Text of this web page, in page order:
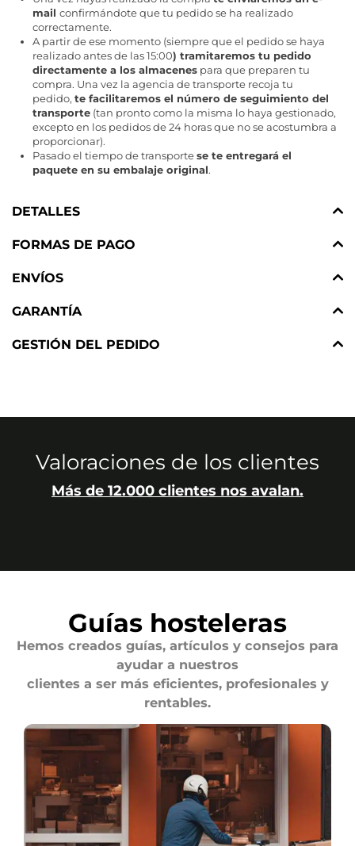
mail confirmándote que tu pedido se ha realizado
correctamente.
A partir de ese momento (siempre que el pedido se haya
realizado antes de las 15:00) tramitaremos tu pedido
directamente a los almacenes para que preparen tu
compra. Una vez la agencia de transporte recoja tu
pedido, te facilitaremos el número de seguimiento del
transporte (tan pronto como la misma lo haya gestionado,
excepto en los pedidos de 24 horas que no se acostumbra a
proporcionar).
Pasado el tiempo de transportese te entregará el
paquete en su embalaje original.
DETALLES
FORMAS DE PAGO
ENVÍOS
GARANTÍA
GESTIÓN DEL PEDIDO
Valoraciones de los clientes
Más de 12.000 clientes nos avalan.
Guías hosteleras
Hemos creados guías, artículos y consejos para
ayudar a nuestros
clientes a ser más eficientes, profesionales y
rentables.